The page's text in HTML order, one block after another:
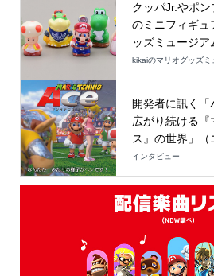
クッパJr.やポ
のミニフィギュ
ッズミュージア
kikaiのマリオグッズミ
開発者に訊く
広がり続ける『
ス』の世界」
インタビュー